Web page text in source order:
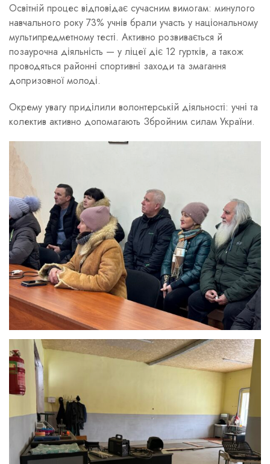
Освітній процес відповідає сучасним вимогам: минулого
навчального року 73% учнів брали участь у національному
мультипредметному тесті. Активно розвивається й
позаурочна діяльність — у ліцеї діє 12 гуртків, а також
проводяться районні спортивні заходи та змагання
допризовної молоді.
Окрему увагу приділили волонтерській діяльності: учні та
колектив активно допомагають Збройним силам України.